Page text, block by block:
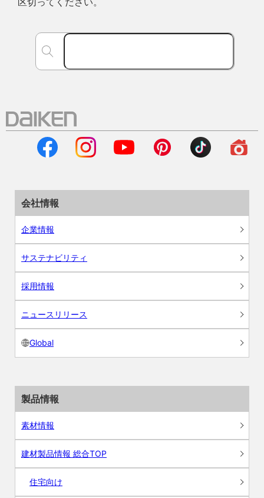
会社情報
企業情報
サステナビリティ
採用情報
ニュースリリース
Global
製品情報
素材情報
建材製品情報 総合TOP
住宅向け